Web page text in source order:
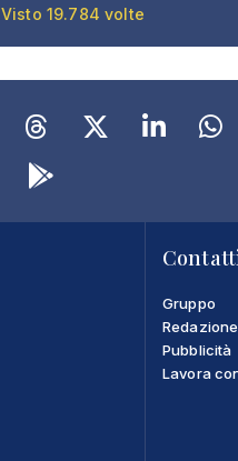
Visto 19.784 volte
Gruppo
Redazione
Pubblicità
Lavora